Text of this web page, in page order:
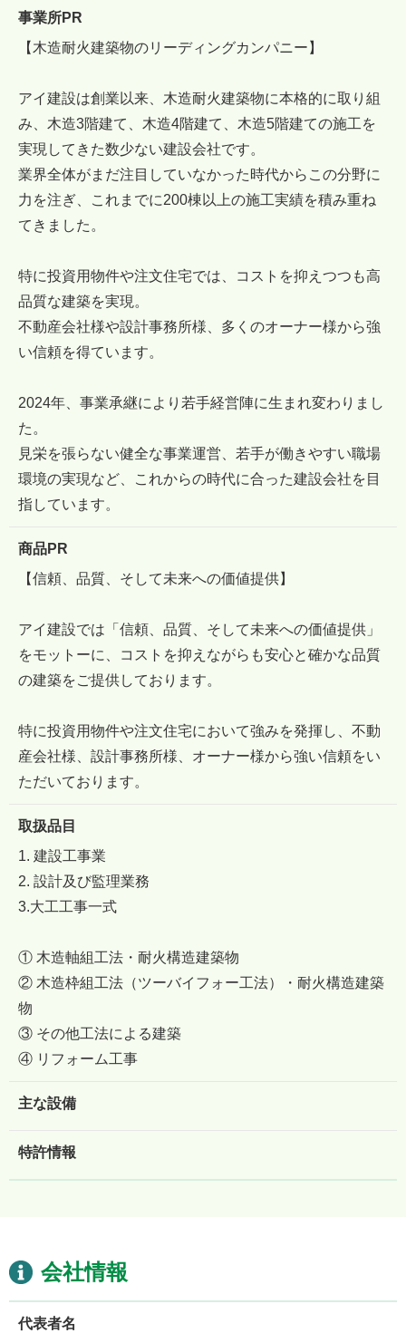
事業所PR
【木造耐火建築物のリーディングカンパニー】
アイ建設は創業以来、木造耐火建築物に本格的に取り組
み、木造3階建て、木造4階建て、木造5階建ての施工を
実現してきた数少ない建設会社です。
業界全体がまだ注目していなかった時代からこの分野に
力を注ぎ、これまでに200棟以上の施工実績を積み重ね
てきました。
特に投資用物件や注文住宅では、コストを抑えつつも高
品質な建築を実現。
不動産会社様や設計事務所様、多くのオーナー様から強
い信頼を得ています。
2024年、事業承継により若手経営陣に生まれ変わりまし
た。
見栄を張らない健全な事業運営、若手が働きやすい職場
環境の実現など、これからの時代に合った建設会社を目
指しています。
商品PR
【信頼、品質、そして未来への価値提供】
アイ建設では「信頼、品質、そして未来への価値提供」
をモットーに、コストを抑えながらも安心と確かな品質
の建築をご提供しております。
特に投資用物件や注文住宅において強みを発揮し、不動
産会社様、設計事務所様、オーナー様から強い信頼をい
ただいております。
取扱品目
1. 建設工事業
2. 設計及び監理業務
3.大工工事一式
① 木造軸組工法・耐火構造建築物
② 木造枠組工法（ツーバイフォー工法）・耐火構造建築
物
③ その他工法による建築
④ リフォーム工事
主な設備
特許情報
会社情報
代表者名